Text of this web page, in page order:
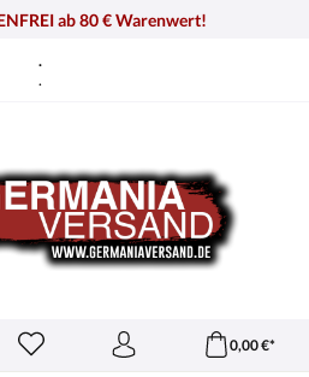
ab 80 € Warenwert!
.
.
0,00 €*